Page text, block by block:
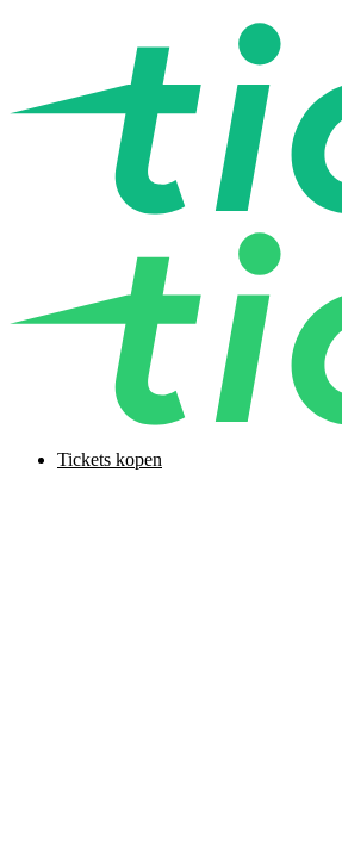
Tickets kopen